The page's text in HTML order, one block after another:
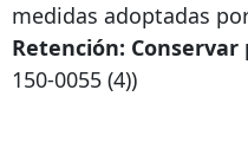
medidas adoptadas
Retención: Conservar
150-0055 (4))